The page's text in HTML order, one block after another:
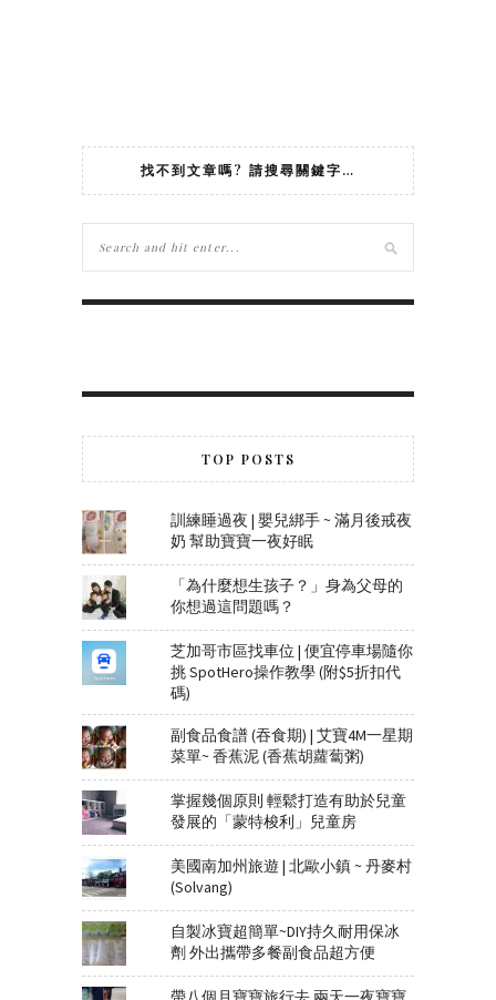
找不到文章嗎? 請搜尋關鍵字…
TOP POSTS
訓練睡過夜 | 嬰兒綁手 ~ 滿月後戒夜
奶 幫助寶寶一夜好眠
「為什麼想生孩子？」身為父母的
你想過這問題嗎？
芝加哥市區找車位 | 便宜停車場隨你
挑 SpotHero操作教學 (附$5折扣代
碼)
副食品食譜 (吞食期) | 艾寶4M一星期
菜單~ 香蕉泥 (香蕉胡蘿蔔粥)
掌握幾個原則 輕鬆打造有助於兒童
發展的「蒙特梭利」兒童房
美國南加州旅遊 | 北歐小鎮 ~ 丹麥村
(Solvang)
自製冰寶超簡單~DIY持久耐用保冰
劑 外出攜帶多餐副食品超方便